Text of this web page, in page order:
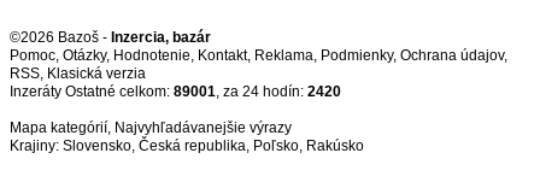
©2026 Bazoš - Inzercia, bazár
Pomoc, Otázky, Hodnotenie, Kontakt, Reklama, Podmienky, Ochrana údajov,
RSS,
Inzeráty Ostatné celkom: 89001, za 24 hodín: 2420
Mapa kategórií, Najvyhľadávanejšie výrazy
Krajiny: Slovensko, Česká republika, Poľsko, Rakúsko